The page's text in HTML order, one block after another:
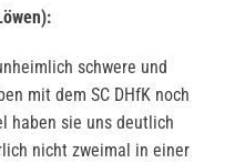
schwere und
mit dem SC DHfK noch
haben sie uns deutlich
nicht zweimal in einer